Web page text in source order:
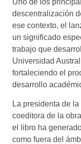
Uno de los
descentralización
ese contexto, el
un significado
trabajo que
Universidad
fortaleciendo el
desarrollo
La presidenta de
coeditora de la
el libro ha
como fuera del